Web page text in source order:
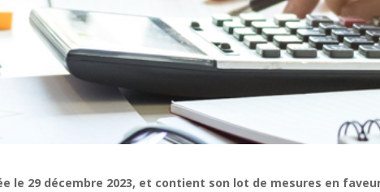
le 29 décembre 2023, et contient son lot de mesures en